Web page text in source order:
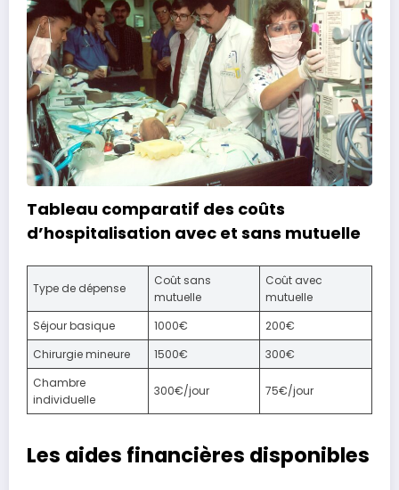
Tableau comparatif des coûts
d’hospitalisation avec et sans mutuelle
Type de dépense
Coût sans
mutuelle
Coût avec
mutuelle
Séjour basique
1000€
200€
Chirurgie mineure
1500€
300€
Chambre
individuelle
300€/jour 75€/jour
Les aides financières disponibles